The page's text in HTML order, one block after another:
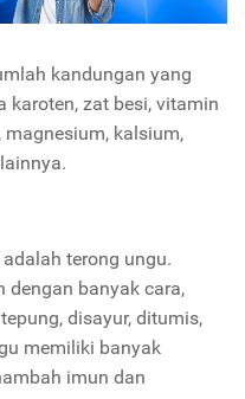
kandungan yang
karoten, zat besi, vitamin
magnesium, kalsium,
terong ungu.
dengan banyak cara,
disayur, ditumis,
memiliki banyak
imun dan